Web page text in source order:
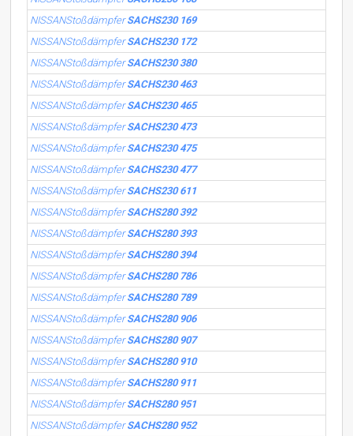
NISSANStoßdämpferSACHS230 169
NISSANStoßdämpferSACHS230 172
NISSANStoßdämpferSACHS230 380
NISSANStoßdämpferSACHS230 463
NISSANStoßdämpferSACHS230 465
NISSANStoßdämpferSACHS230 473
NISSANStoßdämpferSACHS230 475
NISSANStoßdämpferSACHS230 477
NISSANStoßdämpferSACHS230 611
NISSANStoßdämpferSACHS280 392
NISSANStoßdämpferSACHS280 393
NISSANStoßdämpferSACHS280 394
NISSANStoßdämpferSACHS280 786
NISSANStoßdämpferSACHS280 789
NISSANStoßdämpferSACHS280 906
NISSANStoßdämpferSACHS280 907
NISSANStoßdämpferSACHS280 910
NISSANStoßdämpferSACHS280 911
NISSANStoßdämpferSACHS280 951
NISSANStoßdämpferSACHS280 952